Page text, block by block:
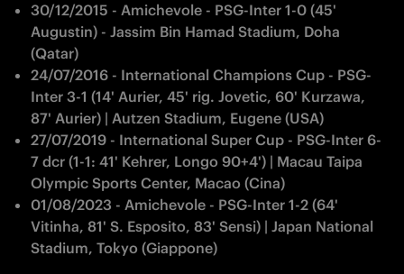
30/12/2015 - Amichevole - PSG-Inter 1-0 (45'
Augustin) - Jassim Bin Hamad Stadium, Doha
(Qatar)
24/07/2016 - International Champions Cup - PSG-
Inter 3-1 (14' Aurier, 45' rig. Jovetic, 60' Kurzawa,
87' Aurier) | Autzen Stadium, Eugene (USA)
27/07/2019 - International Super Cup - PSG-Inter 6-
7 dcr (1-1: 41' Kehrer, Longo 90+4') | Macau Taipa
Olympic Sports Center, Macao (Cina)
01/08/2023 - Amichevole - PSG-Inter 1-2 (64'
Vitinha, 81' S. Esposito, 83' Sensi) | Japan National
Stadium, Tokyo (Giappone)